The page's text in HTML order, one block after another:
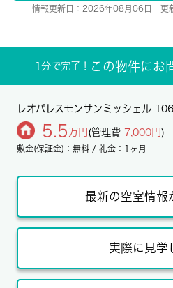
情報更新日：2026年08月06日 更
1分で完了！ この物件にお
レオパレスモンサンミッシェル 106
5.5 万円 (管理費 7,000円)
敷金(保証金)：無料 / 礼金：1ヶ月
最新の空室情報
実際に見学